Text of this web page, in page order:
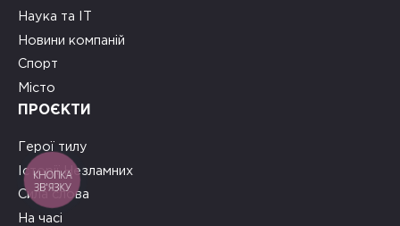
Наука та ІТ
Новини компаній
Спорт
Місто
ПРОЄКТИ
Герої тилу
Історії Незламних
Сила слова
На часі
КНОПКА
ЗВ'ЯЗКУ